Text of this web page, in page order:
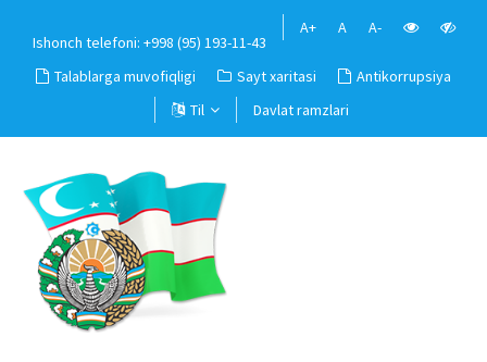
Ishonch telefoni: +998 (95) 193-11-43
A+ A A-
Talablarga muvofiqligi Sayt xaritasi
Antikorrupsiya
Til
Davlat ramzlari